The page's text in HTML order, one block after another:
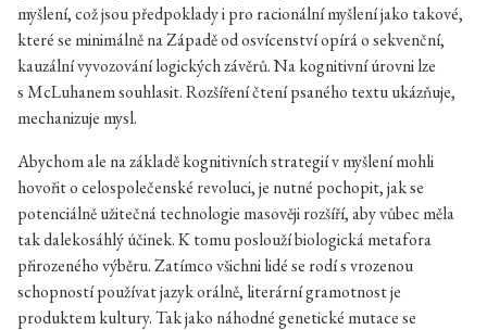
myšlení, což jsou předpoklady i pro racionální myšlení jako takové,
které se minimálně na Západě od osvícenství opírá o sekvenční,
kauzální vyvozování logických závěrů. Na kognitivní úrovni lze
s McLuhanem souhlasit. Rozšíření čtení psaného textu ukázňuje,
mechanizuje mysl.
Abychom ale na základě kognitivních strategií v myšlení mohli
hovořit o celospolečenské revoluci, je nutné pochopit, jak se
potenciálně užitečná technologie masověji rozšíří, aby vůbec měla
tak dalekosáhlý účinek. K tomu poslouží biologická metafora
přirozeného výběru. Zatímco všichni lidé se rodí s vrozenou
schopností používat jazyk orálně, literární gramotnost je
produktem kultury. Tak jako náhodné genetické mutace se